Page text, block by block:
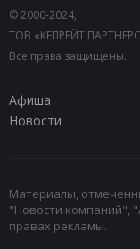
© 2000-2024,
ТОВ «КЕПРЕЙТ
Все права защищены.
Афиша
Новости
Материалы,
"Новости компаний",
правах рекламы.